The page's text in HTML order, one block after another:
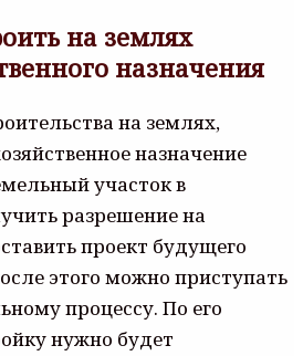
на землях
назначения
на землях,
назначение
участок в
разрешение на
проект будущего
этого можно приступать
процессу. По его
нужно будет